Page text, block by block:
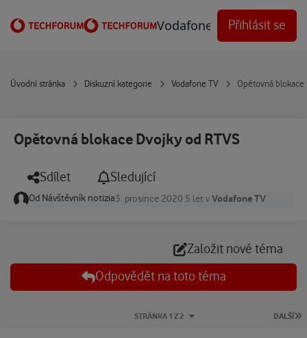
Vodafone Techforum
Přihlásit se
Úvodní stránka Diskuzní kategorie Vodafone TV Opětovná blokace
Opětovná blokace Dvojky od RTVS
Sdílet Sledující
Od Návštěvník notizia3. prosince 2020 5 let vVodafone TV
Založit nové téma
Odpovědět na toto téma
DALŠÍ
STRÁNKA 1 Z 2